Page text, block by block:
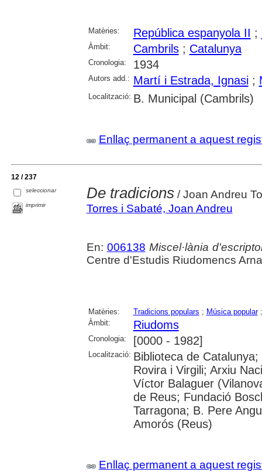
Matèries: República espanyola II ;
Àmbit: Cambrils; Catalunya
Cronologia: 1934
Autors add.: Martí i Estrada, Ignasi;
Localització: B. Municipal (Cambrils)
Enllaç permanent a aquest
12 / 237
seleccionar
imprimir
De tradicions/ Joan Andreu
Torres i Sabaté, Joan Andreu
En: 006138 Miscel·lània
Centre d'Estudis Riudomencs
Matèries: Tradicions populars ; Música popular
Àmbit:
Riudoms
Cronologia: [0000 - 1982]
Localització: Biblioteca de
Rovira i Virgili; Arxiu
Víctor Balaguer
de Reus; Fundació
Tarragona; B. Pere
Amorós (Reus)
Enllaç permanent a aquest